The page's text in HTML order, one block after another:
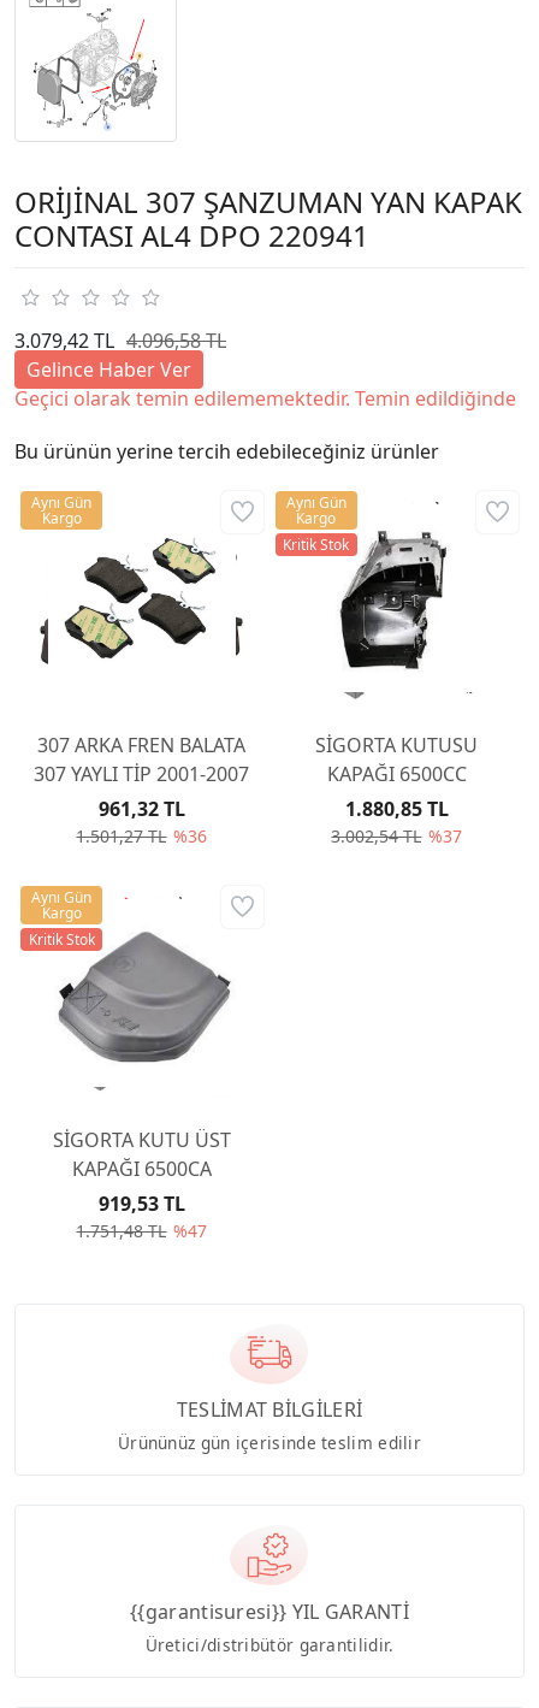
ORİJİNAL 307 ŞANZUMAN YAN KAPAK
CONTASI AL4 DPO 220941
3.079,42 TL 4.096,58 TL
Gelince Haber Ver
Geçici olarak temin edilememektedir. Temin edildiğinde
Bu ürünün yerine tercih edebileceğiniz ürünler
307 ARKA FREN BALATA
307 YAYLI TİP 2001-2007
1.501,27 TL %36
961,32 TL
Aynı Gün
Kargo
SİGORTA KUTUSU
KAPAĞI 6500CC
3.002,54 TL %37
1.880,85 TL
Aynı Gün
Kargo
Kritik Stok
SİGORTA KUTU ÜST
KAPAĞI 6500CA
1.751,48 TL %47
919,53 TL
Aynı Gün
Kargo
Kritik Stok
TESLİMAT BİLGİLERİ
Ürününüz gün içerisinde teslim edilir
{{garantisuresi}} YIL GARANTİ
Üretici/distribütör garantilidir.